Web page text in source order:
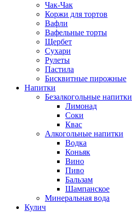
Чак-Чак
Коржи для тортов
Вафли
Вафельные торты
Щербет
Сухари
Рулеты
Пастила
Бисквитные пирожные
Напитки
Безалкогольные напитки
Лимонад
Соки
Квас
Алкогольные напитки
Водка
Коньяк
Вино
Пиво
Бальзам
Шампанское
Минеральная вода
Кулич